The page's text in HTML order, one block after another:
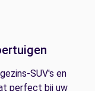
SUV's en
perfect bij uw